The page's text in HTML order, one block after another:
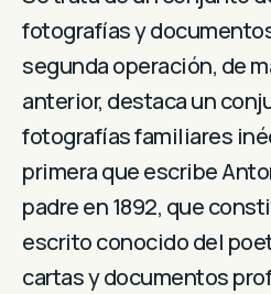
fotografías y
segunda operación, de
anterior, destaca un
fotografías familiares
primera que escribe
padre en 1892, que
escrito conocido del
cartas y documentos